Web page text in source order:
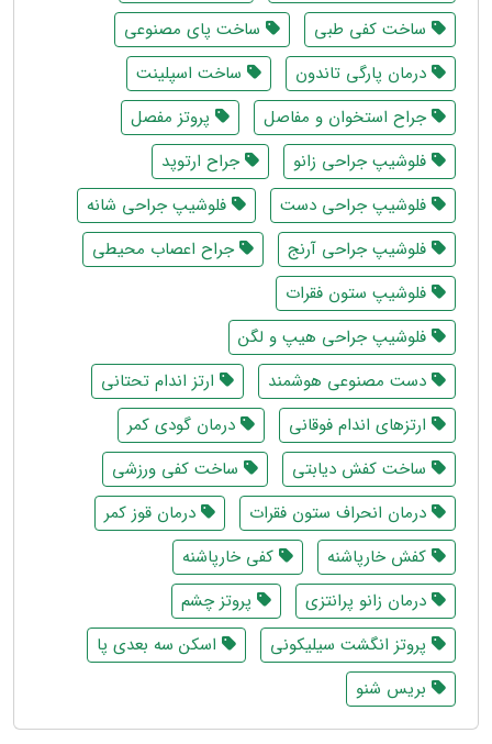
ساخت کفی طبی
ساخت پای مصنوعی
درمان پارگی تاندون
ساخت اسپلینت
جراح استخوان و مفاصل
پروتز مفصل
فلوشیپ جراحی زانو
جراح ارتوپد
فلوشیپ جراحی دست
فلوشیپ جراحی شانه
فلوشیپ جراحی آرنج
جراح اعصاب محیطی
فلوشیپ ستون فقرات
فلوشیپ جراحی هیپ و لگن
دست مصنوعی هوشمند
ارتز اندام تحتانی
ارتزهای اندام فوقانی
درمان گودی کمر
ساخت کفش دیابتی
ساخت کفی ورزشی
درمان انحراف ستون فقرات
درمان قوز کمر
کفش خارپاشنه
کفی خارپاشنه
درمان زانو پرانتزی
پروتز چشم
پروتز انگشت سیلیکونی
اسکن سه بعدی پا
بریس شنو